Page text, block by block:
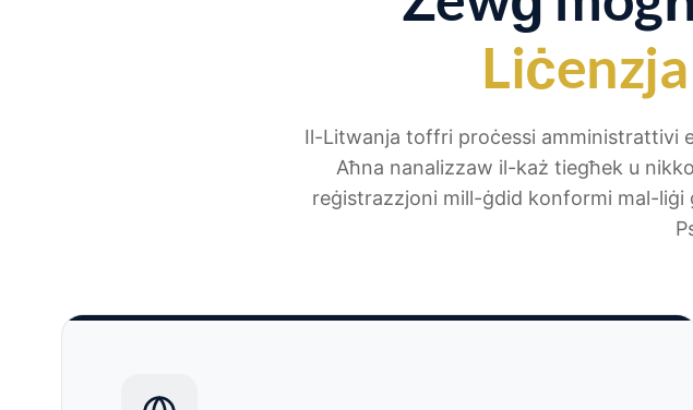
Il-Litwanja toffri proċessi amministrattivi
Aħna nanalizzaw il-każ tiegħek u
reġistrazzjoni mill-ġdid konformi mal-